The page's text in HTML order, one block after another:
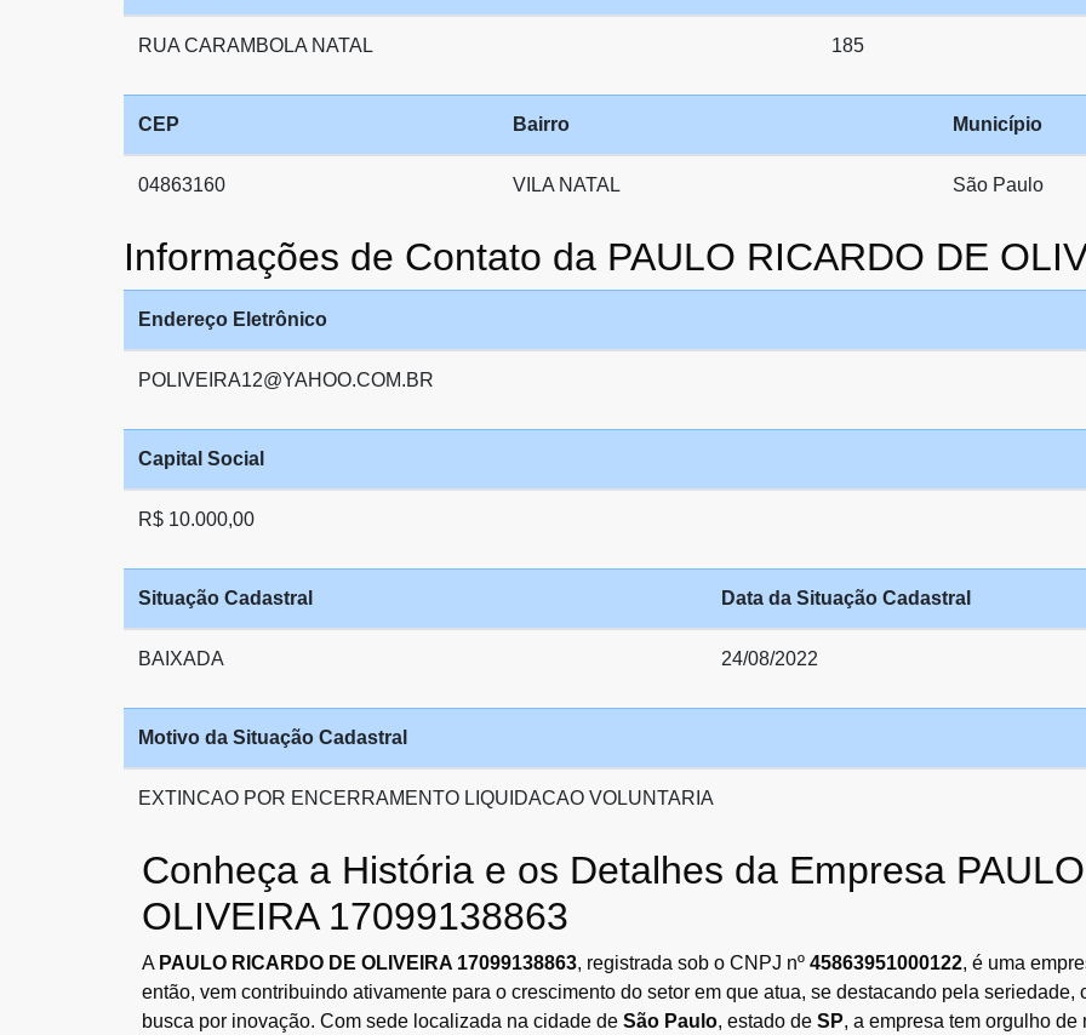
RUA CARAMBOLA NATAL 185
CEP Bairro Município
04863160 VILA NATAL São Paulo
Informações de Contato da PAULO RICARDO DE
Endereço Eletrônico
POLIVEIRA12@YAHOO.COM.BR
Capital Social
R$ 10.000,00
Situação Cadastral Data da Situação Cadastral
BAIXADA 24/08/2022
Motivo da Situação Cadastral
EXTINCAO POR ENCERRAMENTO LIQUIDACAO VOLUNTARIA
Conheça a História e os Detalhes da Empresa
OLIVEIRA 17099138863
A PAULO RICARDO DE OLIVEIRA 17099138863, registrada sob o CNPJ nº 45863951000122, é uma
então, vem contribuindo ativamente para o crescimento do setor em que atua, se destacando pela
busca por inovação. Com sede localizada na cidade de São Paulo, estado de SP, a empresa tem orgulho